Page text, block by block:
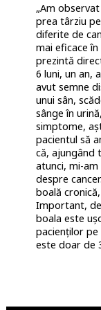
„Am
prea târziu
diferite de
mai eficace
prezintă
6 luni, un an,
avut semne
unui sân,
sânge în
simptome,
pacientul să
că, ajungând
atunci, mi-
despre
boală
Important,
boala este
pacienților
este doar de